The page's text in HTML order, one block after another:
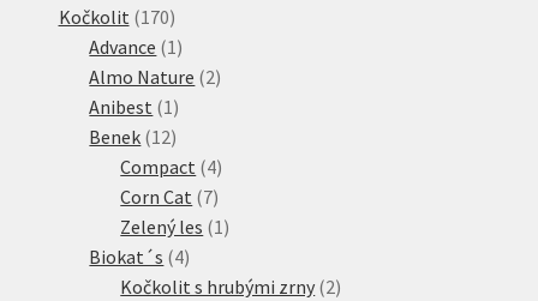
Kočkolit 170170
produktů
Advance 1 1
produkt
Almo Nature 22
Anibest 1 1
produkt
Benek 1212
produktů
Compact 44
produkty
Corn Cat 77
produktů
Zelený les 1 1
Biokat´s 44
produkty
Kočkolit s hrubými zrny 22